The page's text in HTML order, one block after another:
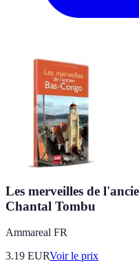
Les merveilles de
Chantal Tombu
Ammareal FR
3.19 EURVoir le prix